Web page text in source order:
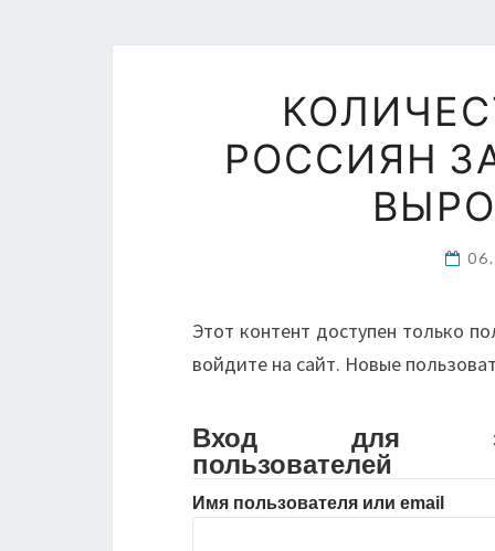
РОССИЯН
Этот контент доступен только
войдите на сайт. Новые
Вход для
пользователей
Имя пользователя или email